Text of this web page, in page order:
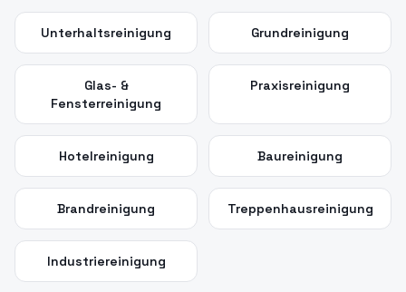
Unterhaltsreinigung Grundreinigung
Glas- &
Fensterreinigung
Praxisreinigung
Hotelreinigung Baureinigung
Brandreinigung Treppenhausreinigung
Industriereinigung